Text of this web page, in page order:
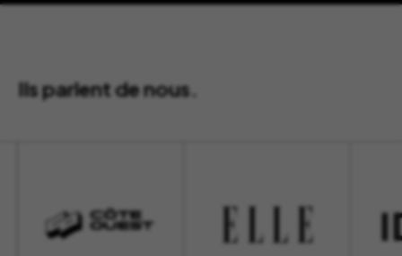
Ils parlent de nous.